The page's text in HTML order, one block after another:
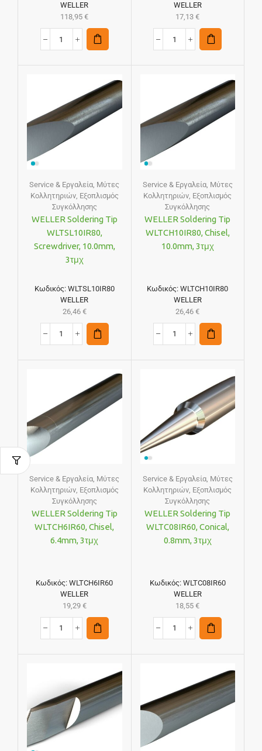
WELLER
118,95€
WELLER
17,13€
Service & Εργαλεία Μύτες
Κολλητηριών, Εξοπλισμός
Συγκόλλησης
WELLER Soldering Tip
WLTSL10IR80,
Screwdriver, 10.0mm,
3τμχ
Κωδικός: WLTSL10IR80
WELLER
26,46 €
Service & Εργαλεία, Μύτες
Κολλητηριών Εξοπλισμός
Συγκόλλησης
WELLER Soldering Tip
WLTCH10IR80, Chisel,
10.0mm, 3τμχ
Κωδικός:WLTCH10IR80
WELLER
26,46€
Service & Εργαλεία, Μύτες
Κολλητηριών, Εξοπλισμός
Συγκόλλησης
WELLER Soldering Tip
WLTCH6IR60, Chisel,
6.4mm, 3τμχ
Κωδικός:WLTCH6IR60
WELLER
19,29 €
Service & Εργαλεία, Μύτες
Κολλητηριών, Εξοπλισμός
Συγκόλλησης
WELLER Soldering Tip
WLTC08IR60, Conical,
0.8mm, 3τμχ
Κωδικός: WLTC08IR60
WELLER
18,55€